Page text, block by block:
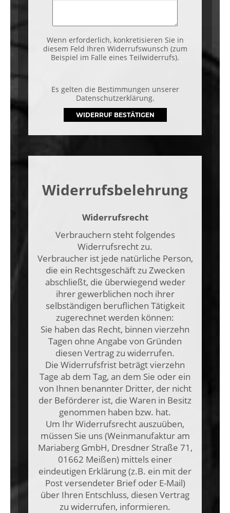
Wenn erforderlich, konkretisieren Sie in
diesem Feld Ihren Widerrufswunsch (zum
Beispiel im Falle eines Teilwiderrufs).
Es gelten die Bestimmungen unserer
Datenschutzerklärung.
WIDERRUF BESTÄTIGEN
Widerrufsbelehrung
Widerrufsrecht
Verbrauchern steht folgendes
Widerrufsrecht zu.
Verbraucher ist jede natürliche Person,
die ein Rechtsgeschäft zu Zwecken
abschließt, die überwiegend weder
ihrer gewerblichen noch ihrer
selbständigen beruflichen Tätigkeit
zugerechnet werden können:
Sie haben das Recht, binnen vierzehn
Tagen ohne Angabe von Gründen
diesen Vertrag zu widerrufen.
Die Widerrufsfrist beträgt vierzehn
Tage ab dem Tag, an dem Sie oder ein
von Ihnen benannter Dritter, der nicht
der Beförderer ist, die Waren in Besitz
genommen haben bzw. hat.
Um Ihr Widerrufsrecht auszuüben,
müssen Sie uns (Weinmanufaktur am
Mariaberg GmbH, Dresdner Straße 71,
01662 Meißen) mittels einer
eindeutigen Erklärung (z.B. ein mit der
Post versendeter Brief oder E-Mail)
über Ihren Entschluss, diesen Vertrag
zu widerrufen, informieren.